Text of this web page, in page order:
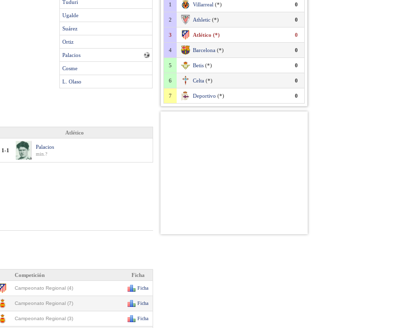
Tuduri
Ugalde
Suárez
Ortiz
Palacios
Cosme
L. Olaso
Atlético
1-1
Palacios
min.?
Competición Ficha
Campeonato Regional (4) Ficha
Campeonato Regional (7) Ficha
Campeonato Regional (3) Ficha
1 Villarreal (*) 0
2 Athletic (*) 0
3 Atlético (*) 0
4 Barcelona (*) 0
5 Betis (*) 0
6 Celta (*) 0
7 Deportivo (*) 0